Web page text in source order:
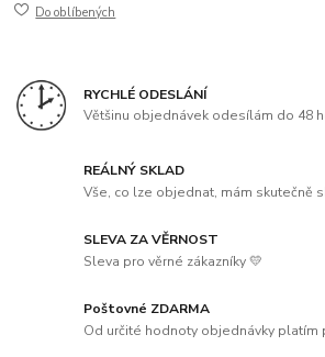
Do oblíbených
RYCHLÉ ODESLÁNÍ
Většinu objednávek odesílám do 48
REÁLNÝ SKLAD
Vše, co lze objednat, mám skutečně
SLEVA ZA VĚRNOST
Sleva pro věrné zákazníky 💛
Poštovné ZDARMA
Od určité hodnoty objednávky platím